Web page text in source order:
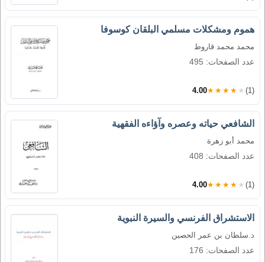
هموم ومشكلات مسلمي البلقان كوسوفا
محمد محمد قاروط
عدد الصفحات: 495
4.00★★★★★ (1)
الشافعي حياته وعصره وآؤاءه الفقهية
محمد أبو زهرة
عدد الصفحات: 408
4.00★★★★★ (1)
الاستشراق الفرنسي والسيرة النبوية
د.سلطان بن عمر الحصين
عدد الصفحات: 176